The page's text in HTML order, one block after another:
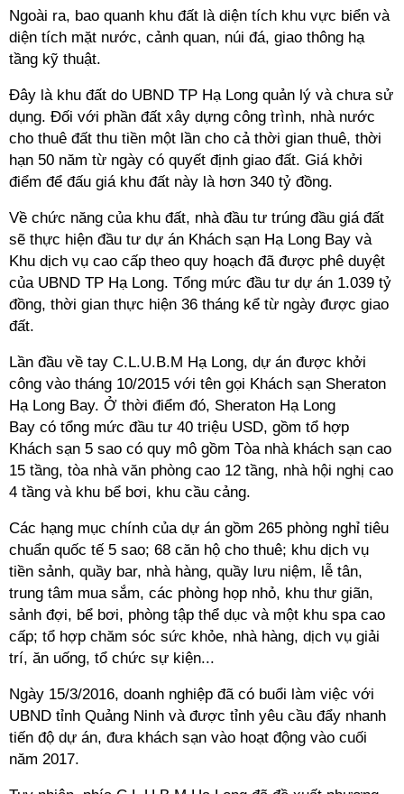
Ngoài ra, bao quanh khu đất là diện tích khu vực biển và
diện tích mặt nước, cảnh quan, núi đá, giao thông hạ
tầng kỹ thuật.
Đây là khu đất do UBND TP Hạ Long quản lý và chưa sử
dụng. Đối với phần đất xây dựng công trình, nhà nước
cho thuê đất thu tiền một lần cho cả thời gian thuê, thời
hạn 50 năm từ ngày có quyết định giao đất. Giá khởi
điểm để đấu giá khu đất này là hơn 340 tỷ đồng.
Về chức năng của khu đất, nhà đầu tư trúng đầu giá đất
sẽ thực hiện đầu tư dự án Khách sạn Hạ Long Bay và
Khu dịch vụ cao cấp theo quy hoạch đã được phê duyệt
của UBND TP Hạ Long. Tổng mức đầu tư dự án 1.039 tỷ
đồng, thời gian thực hiện 36 tháng kể từ ngày được giao
đất.
Lần đầu về tay C.L.U.B.M Hạ Long, dự án được khởi
công vào tháng 10/2015 với tên gọi Khách sạn Sheraton
Hạ Long Bay. Ở thời điểm đó, Sheraton Hạ Long
Bay có tổng mức đầu tư 40 triệu USD, gồm tổ hợp
Khách sạn 5 sao có quy mô gồm Tòa nhà khách sạn cao
15 tầng, tòa nhà văn phòng cao 12 tầng, nhà hội nghị cao
4 tầng và khu bể bơi, khu cầu cảng.
Các hạng mục chính của dự án gồm 265 phòng nghỉ tiêu
chuẩn quốc tế 5 sao; 68 căn hộ cho thuê; khu dịch vụ
tiền sảnh, quầy bar, nhà hàng, quầy lưu niệm, lễ tân,
trung tâm mua sắm, các phòng họp nhỏ, khu thư giãn,
sảnh đợi, bể bơi, phòng tập thể dục và một khu spa cao
cấp; tổ hợp chăm sóc sức khỏe, nhà hàng, dịch vụ giải
trí, ăn uống, tổ chức sự kiện...
Ngày 15/3/2016, doanh nghiệp đã có buổi làm việc với
UBND tỉnh Quảng Ninh và được tỉnh yêu cầu đẩy nhanh
tiến độ dự án, đưa khách sạn vào hoạt động vào cuối
năm 2017.